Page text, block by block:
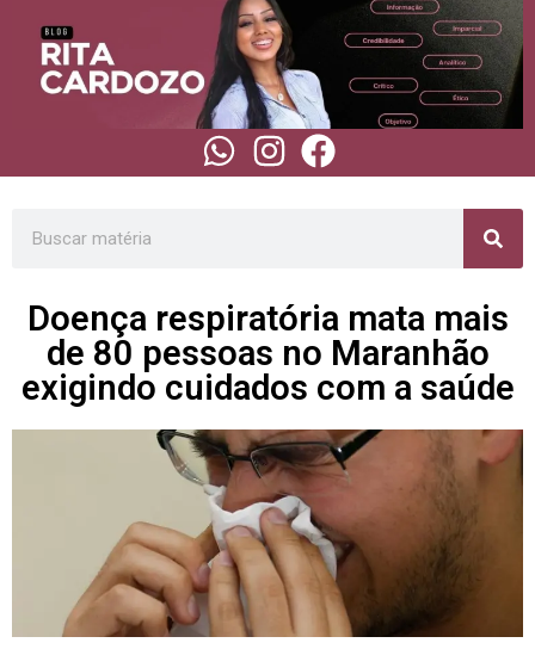
Doença respiratória mata mais
de 80 pessoas no Maranhão
exigindo cuidados com a saúde